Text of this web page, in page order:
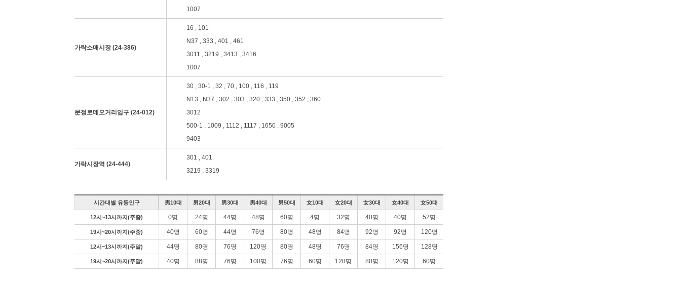
3
지선
일반
간선
지선
직행
1007
가락소매시장 (24-386)
16 , 101
N37 , 333 , 401 , 461
3011 , 3219 , 3413 , 3416
1007
문정로데오거리입구 (24-012)
30 , 30-1 , 32 , 70 , 100 , 116 , 119
N13 , N37 , 302 , 303 , 320 , 333 , 350 , 352 , 360
3012
500-1 , 1009 , 1112 , 1117 , 1650 , 9005
9403
가락시장역 (24-444)
301 , 401
3219 , 3319
시간대별 유동인구 男10대 男20대 男30대 男40대 男50대 女10대 女20대 女30대 女40대 女50대
12시~13시까지(주중) 0명 24명 44명 48명 60명 4명 32명 40명 40명 52명
19시~20시까지(주중) 40명 60명 44명 76명 80명 48명 84명 92명 92명 120명
12시~13시까지(주말) 44명 80명 76명 120명 80명 48명 76명 84명 156명 128명
19시~20시까지(주말) 40명 88명 76명 100명 76명 60명 128명 80명 120명 60명